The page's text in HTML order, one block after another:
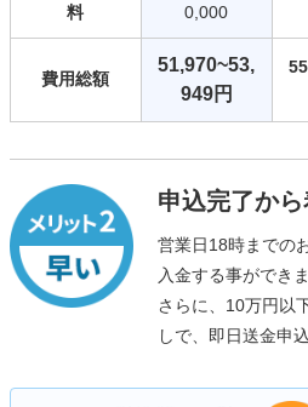
料
0,000
費用総額
51,970~53,
949円
申込完了か
営業日18時までの
入金する事ができま
さらに、10万円以
しで、即日送金申